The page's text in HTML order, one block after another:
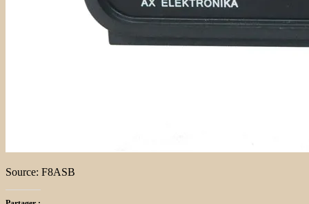
Source: F8ASB